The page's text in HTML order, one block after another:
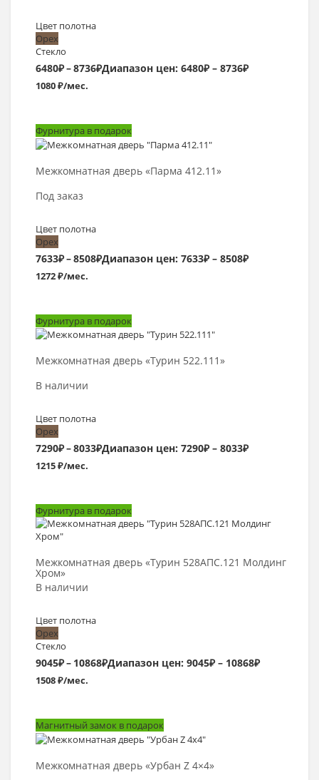
Цвет полотна
Орех
Стекло
6480₽–8736₽Диапазон цен: 6480₽ – 8736₽
1080 ₽/мес.
Фурнитура в подарок
Межкомнатная дверь «Парма 412.11»
Под заказ
Цвет полотна
Орех
7633₽–8508₽Диапазон цен: 7633₽ – 8508₽
1272 ₽/мес.
Выбрать >
Фурнитура в подарок
Межкомнатная дверь «Турин 522.111»
В наличии
Цвет полотна
Орех
7290₽–8033₽Диапазон цен: 7290₽ – 8033₽
1215 ₽/мес.
Выбрать >
Фурнитура в подарок
Межкомнатная дверь «Турин 528AПС.121 Молдинг
Хром»
В наличии
Цвет полотна
Орех
Стекло
9045₽– 10868₽Диапазон цен: 9045₽ – 10868₽
1508 ₽/мес.
Выбрать >
Магнитный замок в подарок
Межкомнатная дверь «Урбан Z 4×4»
Выбрать >